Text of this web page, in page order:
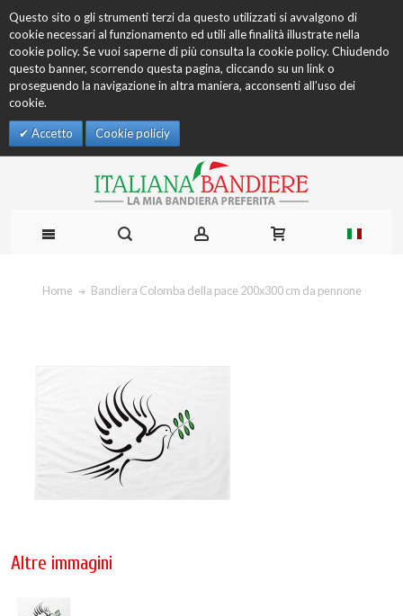
Questo sito o gli strumenti terzi da questo utilizzati si avvalgono di
cookie necessari al funzionamento ed utili alle finalità illustrate nella
cookie policy. Se vuoi saperne di più consulta la cookie policy. Chiudendo
questo banner, scorrendo questa pagina, cliccando su un link o
proseguendo la navigazione in altra maniera, acconsenti all’uso dei
cookie.
Accetto Cookie policiy
Home Bandiera Colomba della pace 200x300 cm da pennone
Altre immagini